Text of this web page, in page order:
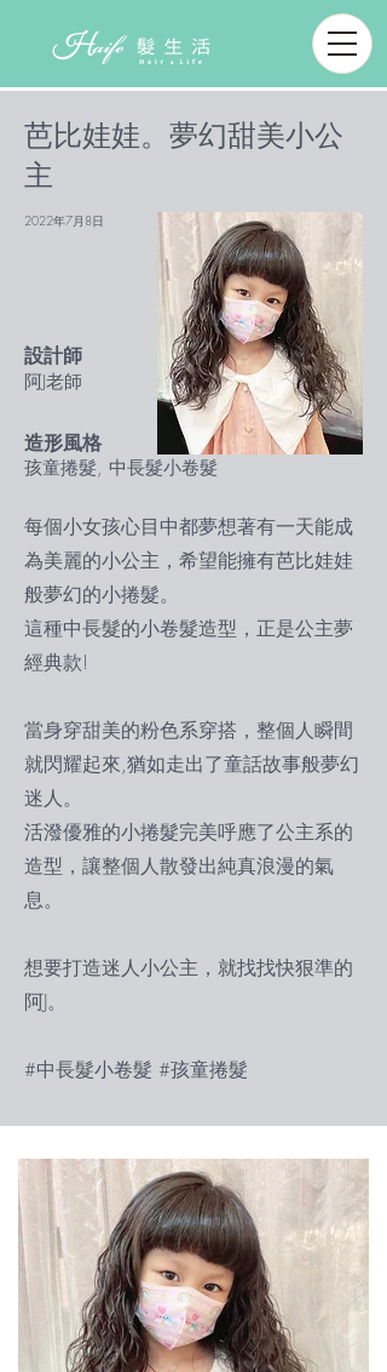
芭比娃娃。夢幻甜美小公
主
2022年7月8日
設計師
阿J老師
每個小女孩心目中都夢想著有一天能成
為美麗的小公主，希望能擁有芭比娃娃
般夢幻的小捲髮。
這種中長髮的小卷髮造型，正是公主夢
經典款!
當身穿甜美的粉色系穿搭，整個人瞬間
就閃耀起來,猶如走出了童話故事般夢幻
迷人。
活潑優雅的小捲髮完美呼應了公主系的
造型，讓整個人散發出純真浪漫的氣
息。
想要打造迷人小公主，就找找快狠準的
阿J。
#中長髮小卷髮 #孩童捲髮
造形風格
孩童捲髮, 中長髮小卷髮